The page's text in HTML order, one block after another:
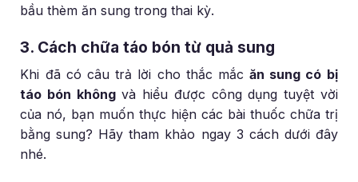
bầu thèm ăn sung trong thai kỳ.
3. Cách chữa táo bón từ quả sung
Khi đã có câu trả lời cho thắc mắcăn sung có bị
táo bón khôngvà hiểu được công dụng tuyệt vời
của nó, bạn muốn thực hiện các bài thuốc chữa trị
bằng sung? Hãy tham khảo ngay 3 cách dưới đây
nhé.